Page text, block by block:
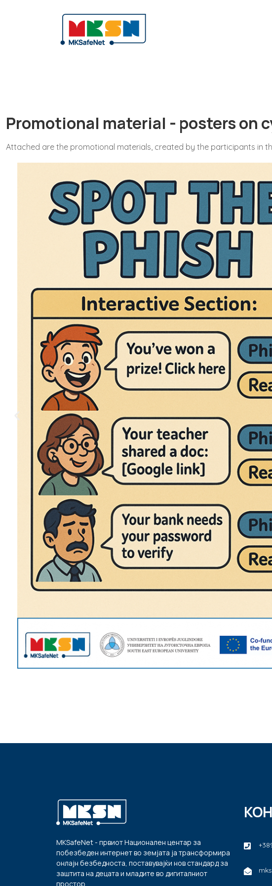
Promotional material - posters on
Attached are the promotional materials, created by the participants in
MKSafeNet - првиот Национален центар за
побезбеден интернет во земјата ја трансформира
онлајн безбедноста, поставувајќи нов стандард за
заштита на децата и младите во дигиталниот
простор.